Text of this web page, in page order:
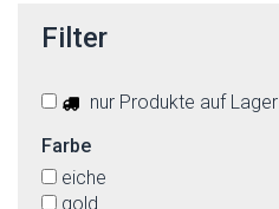
Filter
nur Produkte auf Lager
Farbe
eiche
gold